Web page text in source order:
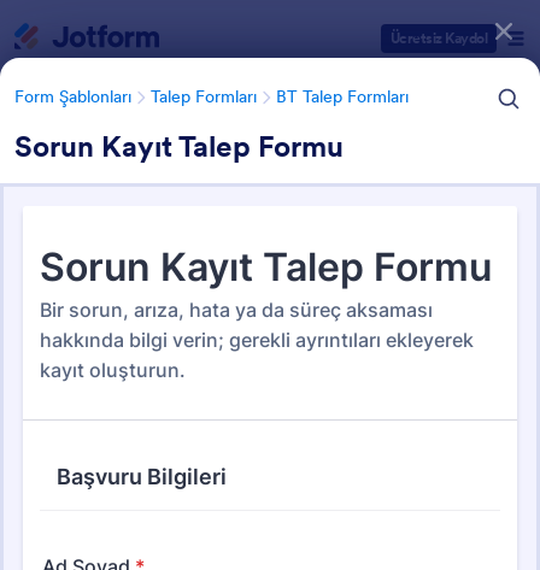
Ücretsiz Kaydol
Form Şablonları Talep Formları BT Talep Formları
Sorun Kayıt Talep Formu
Form Şablonları Talep Formları BT Talep Formları
BT Talep Formları
32 Şablon
Form Şablonu Kategorileri